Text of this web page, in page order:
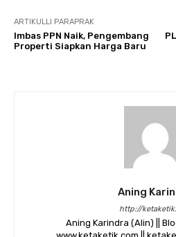
ARTIKULLI PARAPRAK
Imbas PPN Naik, Pengembang
Properti Siapkan Harga Baru
Aning
http://
Aning Karindra (Alin) ||